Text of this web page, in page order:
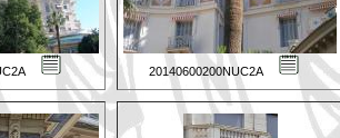
20140600200NUC2A